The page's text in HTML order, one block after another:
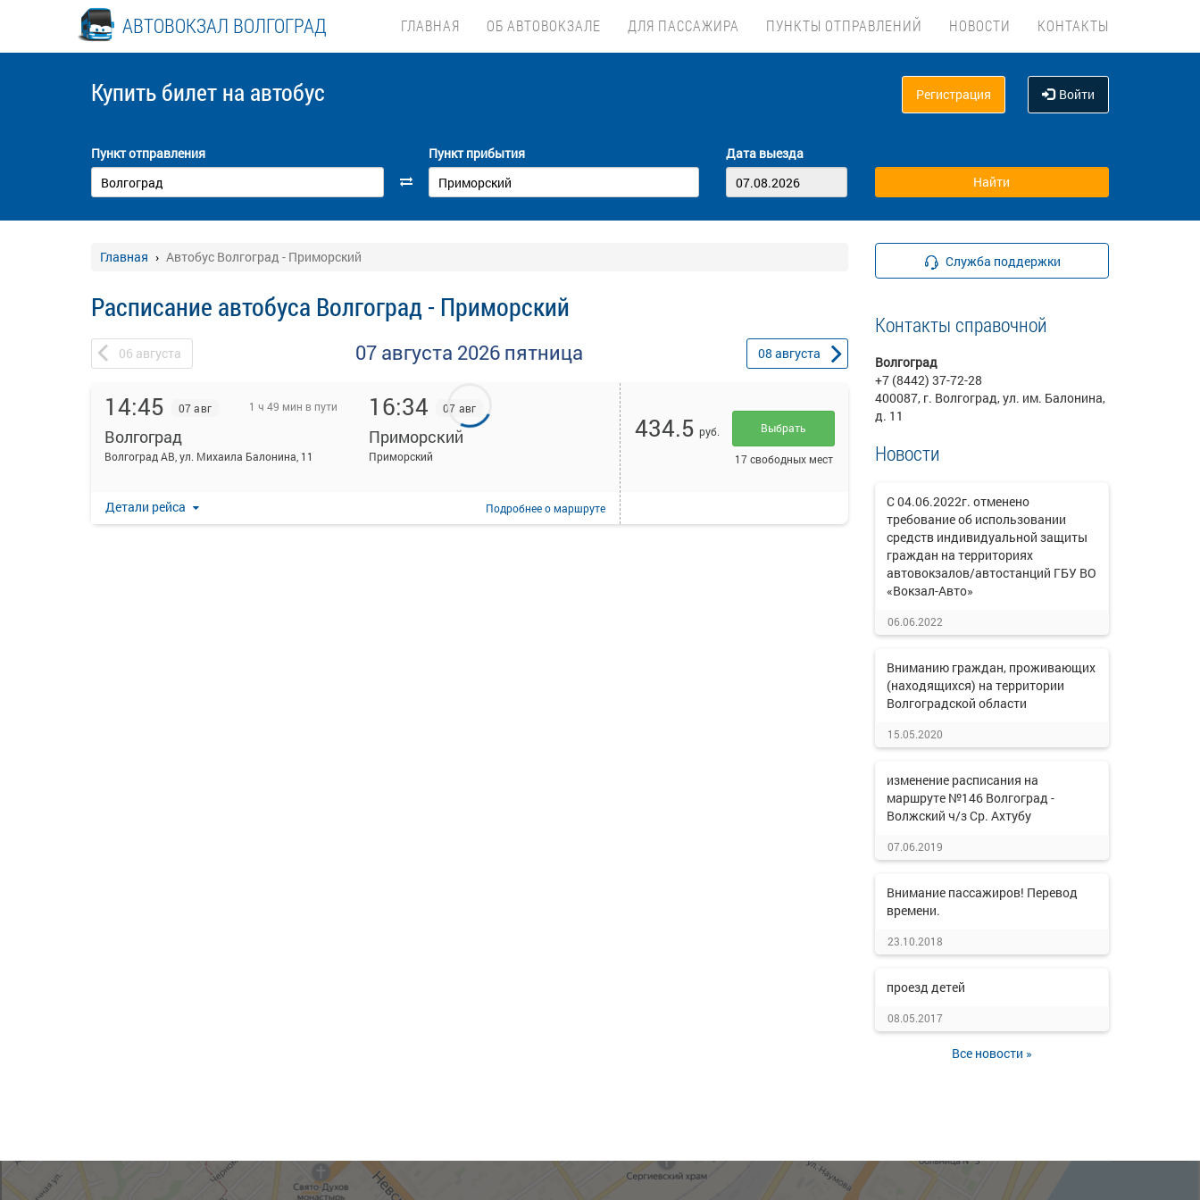
АВТОВОКЗАЛ ВОЛГОГРАД ГЛАВНАЯ ОБ АВТОВОКЗАЛЕ ДЛЯ ПАССАЖИРА ПУНКТЫ ОТПРАВЛЕНИЙ НОВОСТИ КОНТАКТЫ
Купить билет на автобус Регистрация Войти
Пункт отправления Пункт прибытия Дата выезда
Главная Автобус Волгоград - Приморский
Расписание автобуса Волгоград - Приморский
06 августа 07 августа 2026 пятница 08 августа
14:45 07 авг 1 ч 49 мин в пути
Волгоград
Волгоград АВ, ул. Михаила Балонина, 11
16:34 07 авг
Приморский
Приморский
Детали рейса Подробнеео маршруте
434.5 руб. Выбрать
17 свободных мест
Служба поддержки
Контакты справочной
Волгоград
+7 (8442) 37-72-28
400087, г. Волгоград, ул. им. Балонина,
д. 11
Новости
С 04.06.2022г. отменено
требование об использовании
средств индивидуальной защиты
граждан на территориях
автовокзалов/автостанций ГБУ ВО
«Вокзал-Авто»
06.06.2022
Вниманию граждан, проживающих
(находящихся) на территории
Волгоградской области
15.05.2020
изменение расписания на
маршруте №146 Волгоград -
Волжский ч/з Ср. Ахтубу
07.06.2019
Внимание пассажиров! Перевод
времени.
23.10.2018
проезд детей
08.05.2017
Все новости »